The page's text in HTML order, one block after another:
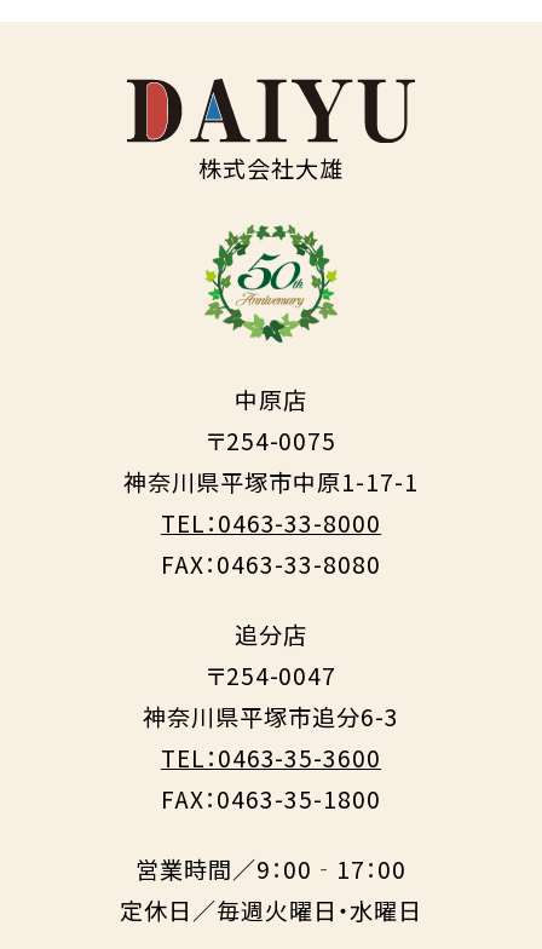
株式会社大雄
中原店
〒254-0075
神奈川県平塚市中原1-17-1
TEL：0463-33-8000
FAX：0463-33-8080
追分店
〒254-0047
神奈川県平塚市追分6-3
TEL：0463-35-3600
FAX：0463-35-1800
営業時間／9：00‐17：00
定休日／毎週火曜日・水曜日